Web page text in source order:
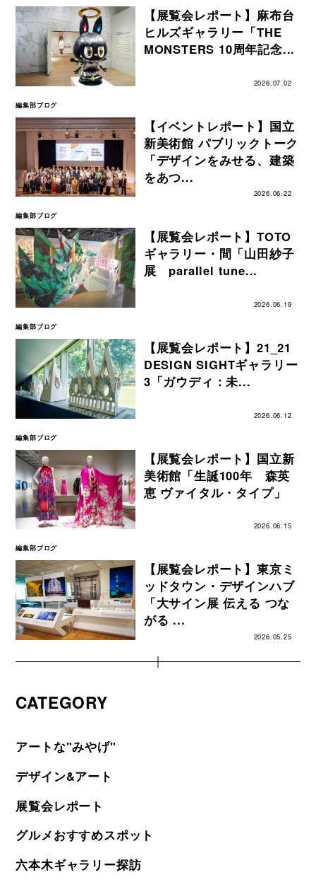
【展覧会レポート】麻布台
ヒルズギャラリー「THE
MONSTERS 10周年記念...
2026.07.02
編集部ブログ
【イベントレポート】国立
新美術館 パブリックトーク
「デザインをみせる、建築
をあつ...
2026.06.22
編集部ブログ
【展覧会レポート】TOTO
ギャラリー・間「山田紗子
展 parallel tune...
2026.06.19
編集部ブログ
【展覧会レポート】21_21
DESIGN SIGHTギャラリー
3「ガウディ：未...
2026.06.12
編集部ブログ
【展覧会レポート】国立新
美術館「生誕100年 森英
恵 ヴァイタル・タイプ」
2026.06.15
編集部ブログ
【展覧会レポート】東京ミ
ッドタウン・デザインハブ
「大サイン展 伝える つな
がる ...
2026.05.25
CATEGORY
アートな"みやげ"
デザイン&アート
展覧会レポート
グルメおすすめスポット
六本木ギャラリー探訪